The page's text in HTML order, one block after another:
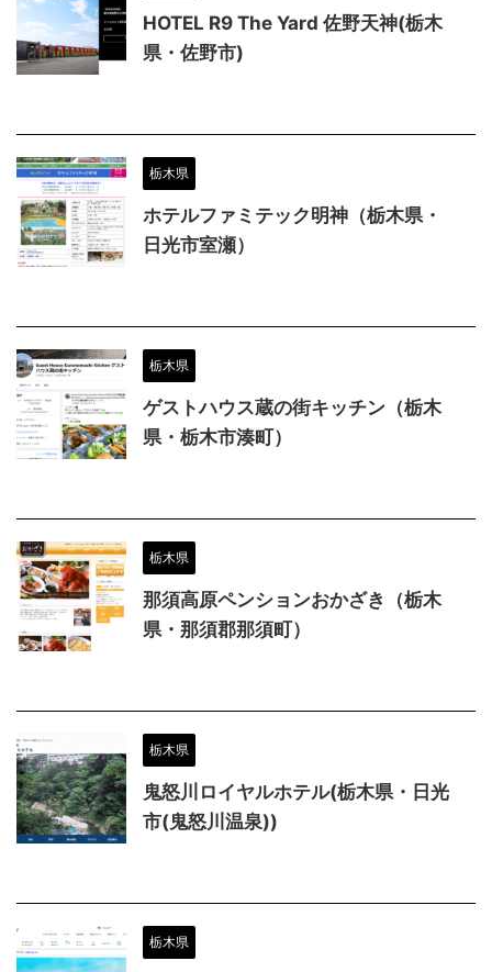
HOTEL R9 The Yard 佐野天神(栃木
県・佐野市)
栃木県
ホテルファミテック明神（栃木県・
日光市室瀬）
栃木県
ゲストハウス蔵の街キッチン（栃木
県・栃木市湊町）
栃木県
那須高原ペンションおかざき（栃木
県・那須郡那須町）
栃木県
鬼怒川ロイヤルホテル(栃木県・日光
市(鬼怒川温泉))
栃木県